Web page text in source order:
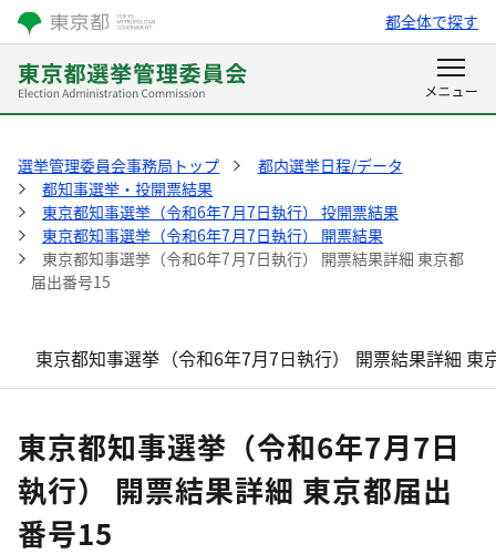
都全体で探す
選挙管理委員会事務局トップ
都内選挙日程/データ
都知事選挙・投開票結果
東京都知事選挙（令和6年7月7日執行） 投開票結果
東京都知事選挙（令和6年7月7日執行） 開票結果
東京都知事選挙（令和6年7月7日執行） 開票結果詳細 東京都
届出番号15
東京都知事選挙（令和6年7月7日執行） 開票結果詳細 東
東京都知事選挙（令和6年7月7日
執行） 開票結果詳細 東京都届出
番号15